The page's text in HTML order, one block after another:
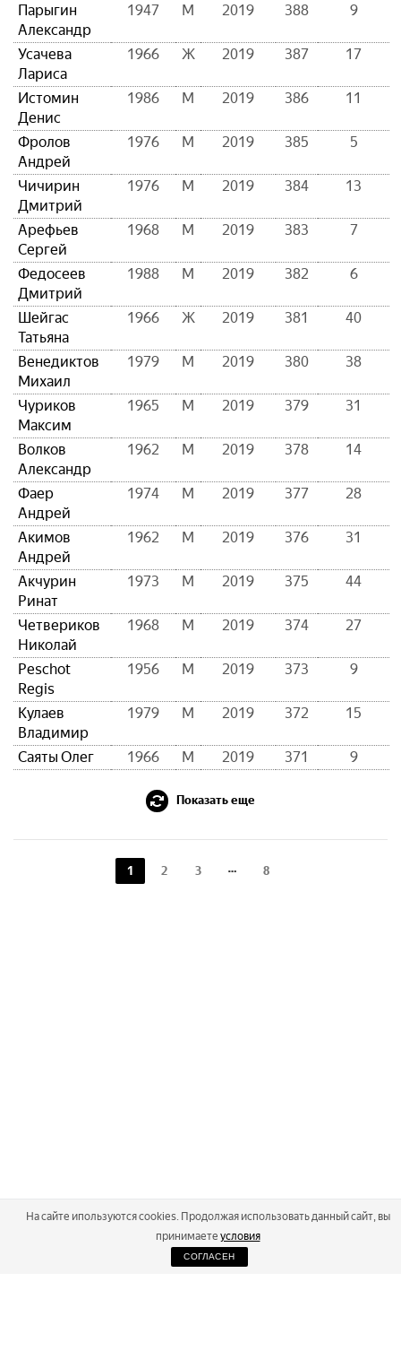
Парыгин
Александр
1947 М 2019 388 9
Усачева
Лариса
1966 Ж 2019 387 17
Истомин
Денис
1986 М 2019 386 11
Фролов
Андрей
1976 М 2019 385 5
Чичирин
Дмитрий
1976 М 2019 384 13
Арефьев
Сергей
1968 М 2019 383 7
Федосеев
Дмитрий
1988 М 2019 382 6
Шейгас
Татьяна
1966 Ж 2019 381 40
Венедиктов
Михаил
1979 М 2019 380 38
Чуриков
Максим
1965 М 2019 379 31
Волков
Александр
1962 М 2019 378 14
Фаер
Андрей
1974 М 2019 377 28
Акимов
Андрей
1962 М 2019 376 31
Акчурин
Ринат
1973 М 2019 375 44
Четвериков
Николай
1968 М 2019 374 27
Peschot
Regis
1956 М 2019 373 9
Кулаев
Владимир
1979 М 2019 372 15
Саяты Олег 1966 М 2019 371 9
Показать еще
1 2 3 8
2026
На сайте ипользуются cookies. Продолжая использовать данный сайт, вы
принимаете условия
СОГЛАСЕН